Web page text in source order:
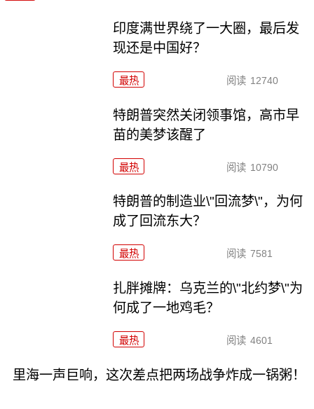
印度满世界绕了一大圈，最后发
现还是中国好？
最热 阅读 12740
特朗普突然关闭领事馆，高市早
苗的美梦该醒了
最热 阅读 10790
特朗普的制造业\"回流梦\"，为何
成了回流东大？
最热 阅读 7581
扎胖摊牌：乌克兰的\"北约梦\"为
何成了一地鸡毛？
最热 阅读 4601
里海一声巨响，这次差点把两场战争炸成一锅粥！